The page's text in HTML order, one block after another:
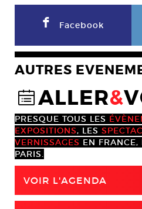
F Facebook
AUTRES
@ALLER&
PRESQUE TOUS LES
EXPOSITIONS, LES
VERNISSAGES EN FRANCE,
PARIS.
VOIR L'AGENDA